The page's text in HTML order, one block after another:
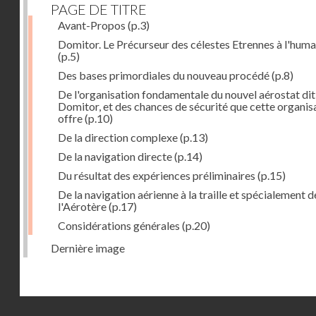
PAGE DE TITRE
Avant-Propos (p.3)
Domitor. Le Précurseur des célestes Etrennes à
(p.5)
Des bases primordiales du nouveau procédé(p.8)
De l'organisation fondamentale du nouvel aérostat dit
Domitor, et des chances de sécurité que cette
offre(p.10)
De la direction complexe(p.13)
De la navigation directe(p.14)
Du résultat des expériences préliminaires (p.15)
De la navigation aérienne à la traille et spécialement
l'Aérotère(p.17)
Considérations générales (p.20)
Dernière image